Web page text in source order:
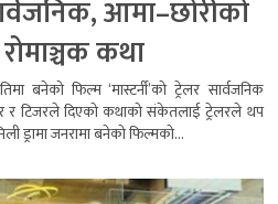
आमा–छोरीको
कथा
बनेको फिल्म ‘मास्टर्नी’को ट्रेलर सार्वजनिक
र टिजरले दिएको कथाको संकेतलाई ट्रेलरले थप
ड्रामा जनरामा बनेको फिल्मको...